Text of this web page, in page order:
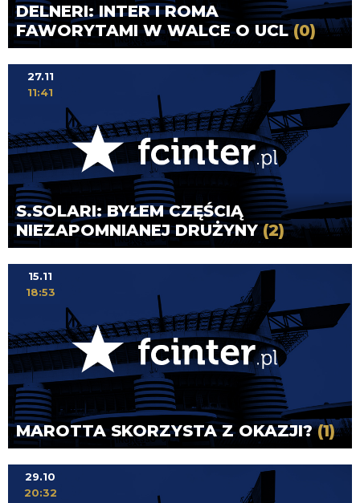
DELNERI: INTER I ROMA
FAWORYTAMI W WALCE O UCL(0)
S.SOLARI: BYŁEM CZĘŚCIĄ
NIEZAPOMNIANEJ DRUŻYNY (2)
27.11
11:41
MAROTTA SKORZYSTA Z OKAZJI?(1)
15.11
18:53
29.10
20:32